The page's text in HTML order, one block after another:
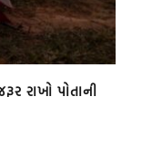
રાખો પોતાની